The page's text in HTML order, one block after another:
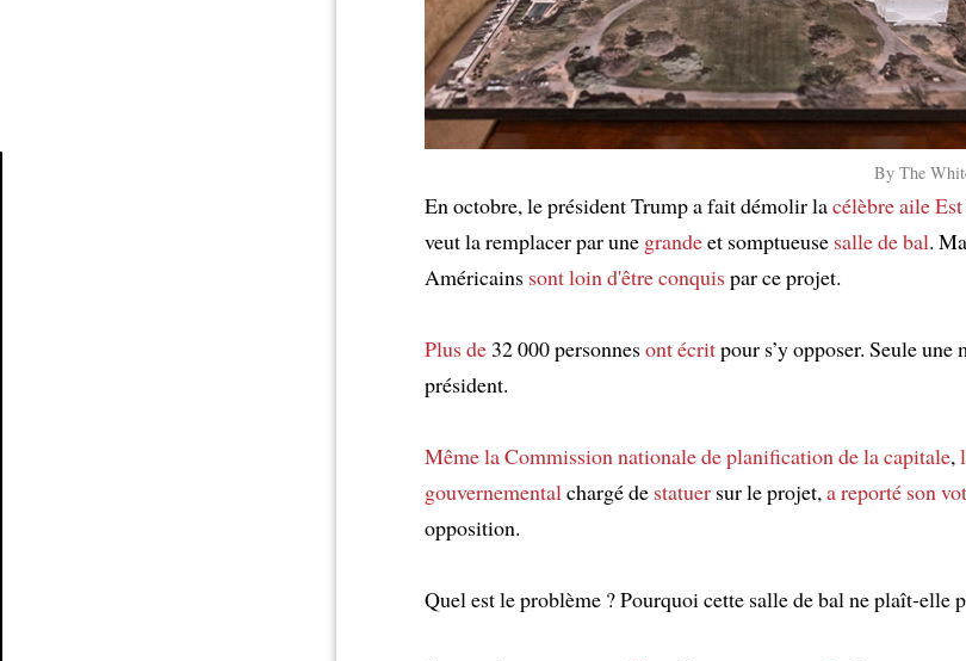
By The
En octobre, le président Trump a fait démolir lacélèbreaile Est
veut la remplacer par une grandeet somptueuse salle de bal.
Américains sont loin d'être conquispar ce projet.
Plus de 32 000 personnesont écritpour s’y opposer. Seule une
président.
Mêmela Commission nationale de planification de la capitale,
gouvernemental chargé de statuer sur le projet, a reporté son
opposition.
Quel est le problème ? Pourquoi cette salle de bal ne plaît-elle